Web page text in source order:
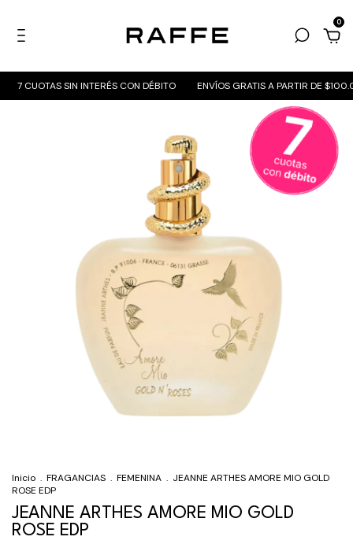
0
7 CUOTAS SIN INTERÉS CON DÉBITO ENVÍOS GRATIS A PARTIR DE
Inicio . FRAGANCIAS . FEMENINA . JEANNE ARTHES AMORE MIO GOLD
ROSE EDP
JEANNE ARTHES AMORE MIO GOLD
ROSE EDP